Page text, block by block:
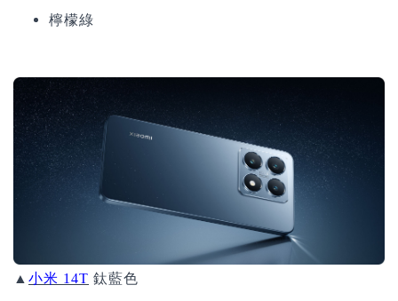
檸檬綠
▲ 小米 14T 鈦藍色